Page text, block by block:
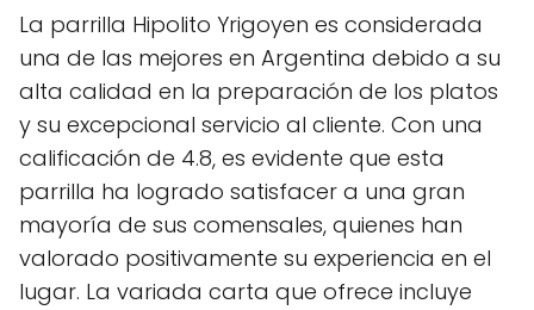
La parrilla Hipolito Yrigoyen es considerada
una de las mejores en Argentina debido a su
alta calidad en la preparación de los platos
y su excepcional servicio al cliente. Con una
calificación de 4.8, es evidente que esta
parrilla ha logrado satisfacer a una gran
mayoría de sus comensales, quienes han
valorado positivamente su experiencia en el
lugar. La variada carta que ofrece incluye